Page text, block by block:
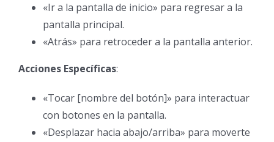
«Ir a la pantalla de inicio» para regresar a la
pantalla principal.
«Atrás» para retroceder a la pantalla anterior.
Acciones Específicas:
«Tocar [nombre del botón]» para interactuar
con botones en la pantalla.
«Desplazar hacia abajo/arriba» para moverte